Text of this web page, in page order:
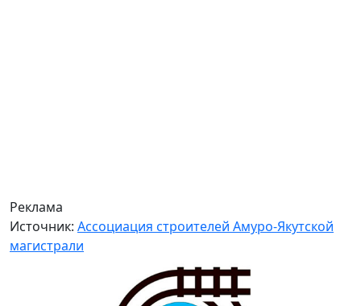
Реклама
Источник: Ассоциация строителей Амуро-Якутской
магистрали